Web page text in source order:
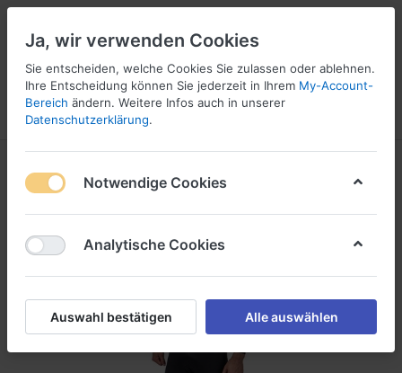
Menü Anmelden
16
Ja, wir verwenden Cookies
Sie entscheiden, welche Cookies Sie zulassen oder ablehnen.
Ihre Entscheidung können Sie jederzeit in Ihrem My-Account-
Bereich ändern. Weitere Infos auch in unserer
Datenschutzerklärung.
Notwendige Cookies
Analytische Cookies
Auswahl bestätigen Alle auswählen